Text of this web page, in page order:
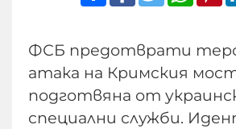
ФСБ предотврати
атака на Кримския
подготвяна от
специални служби.